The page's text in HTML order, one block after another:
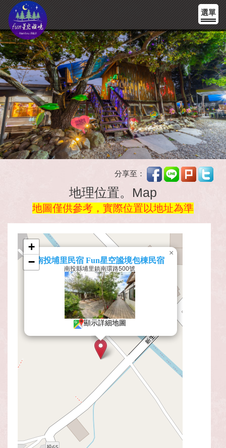
選單
分享至：
地理位置。Map
地圖僅供參考，實際位置以地址為準
南投埔里民宿 Fun星空謐境包棟民宿
南投縣埔里鎮南環路500號
顯示詳細地圖
×
+
−